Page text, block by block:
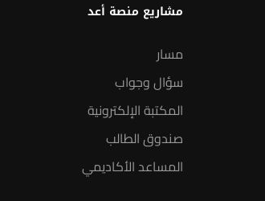
مشاريع منصة أعد
مسار
سؤال وجواب
المكتبة الإلكترونية
صندوق الطالب
المساعد الأكاديمي